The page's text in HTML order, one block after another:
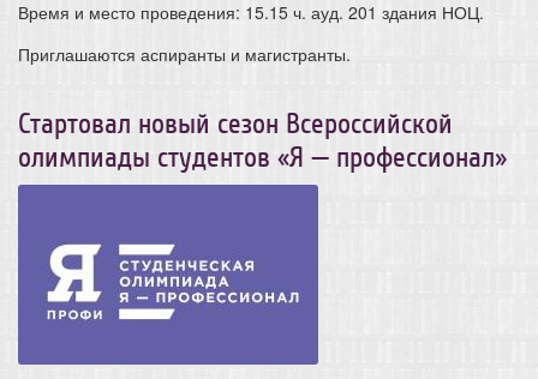
Время и место проведения: 15.15 ч. ауд. 201 здания НОЦ.
Приглашаются аспиранты и магистранты.
Стартовал новый сезон Всероссийской
олимпиады студентов «Я — профессионал»